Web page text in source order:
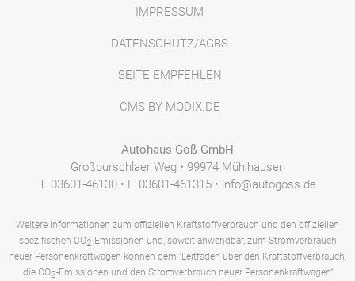
IMPRESSUM
DATENSCHUTZ/AGBS
SEITE EMPFEHLEN
CMS BY MODIX.DE
Autohaus Goß GmbH
Großburschlaer Weg • 99974 Mühlhausen
T. 03601-46130 • F. 03601-461315 • info@autogoss.de
Weitere Informationen zum offiziellen Kraftstoffverbrauch und den offiziellen
spezifischen CO2-Emissionen und, soweit anwendbar, zum Stromverbrauch
neuer Personenkraftwagen können dem "Leitfaden über den Kraftstoffverbrauch,
die CO2-Emissionen und den Stromverbrauch neuer Personenkraftwagen"